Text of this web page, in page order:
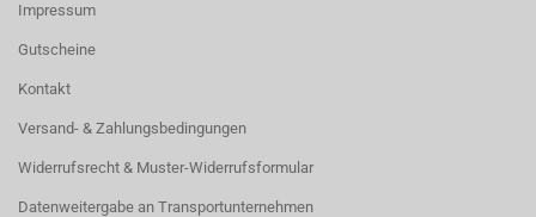
Impressum
Gutscheine
Kontakt
Versand- & Zahlungsbedingungen
Widerrufsrecht & Muster-Widerrufsformular
Datenweitergabe an Transportunternehmen